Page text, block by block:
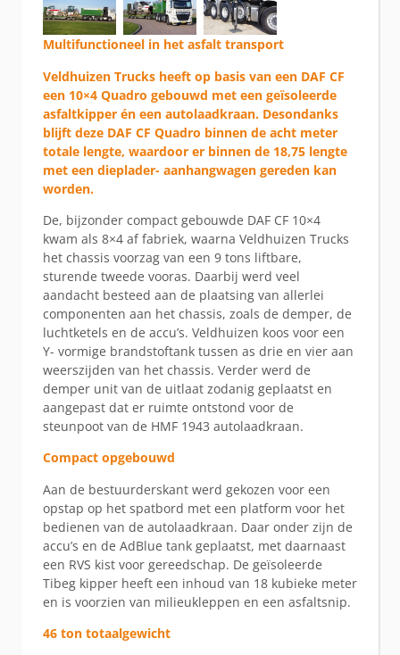
Multifunctioneel in het asfalt transport
Veldhuizen Trucks heeft op basis van een DAF CF
een 10×4 Quadro gebouwd met een geïsoleerde
asfaltkipper én een autolaadkraan. Desondanks
blijft deze DAF CF Quadro binnen de acht meter
totale lengte, waardoor er binnen de 18,75 lengte
met een dieplader- aanhangwagen gereden kan
worden.
De, bijzonder compact gebouwde DAF CF 10×4
kwam als 8×4 af fabriek, waarna Veldhuizen Trucks
het chassis voorzag van een 9 tons liftbare,
sturende tweede vooras. Daarbij werd veel
aandacht besteed aan de plaatsing van allerlei
componenten aan het chassis, zoals de demper, de
luchtketels en de accu’s. Veldhuizen koos voor een
Y- vormige brandstoftank tussen as drie en vier aan
weerszijden van het chassis. Verder werd de
demper unit van de uitlaat zodanig geplaatst en
aangepast dat er ruimte ontstond voor de
steunpoot van de HMF 1943 autolaadkraan.
Compact opgebouwd
Aan de bestuurderskant werd gekozen voor een
opstap op het spatbord met een platform voor het
bedienen van de autolaadkraan. Daar onder zijn de
accu’s en de AdBlue tank geplaatst, met daarnaast
een RVS kist voor gereedschap. De geïsoleerde
Tibeg kipper heeft een inhoud van 18 kubieke meter
en is voorzien van milieukleppen en een asfaltsnip.
46 ton totaalgewicht